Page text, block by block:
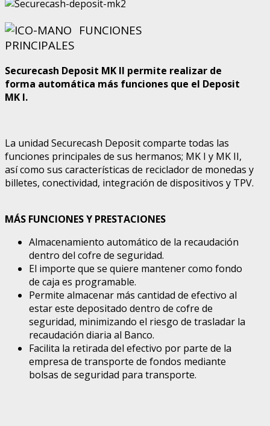
FUNCIONES
PRINCIPALES
Securecash Deposit MK II permite realizar de
forma automática más funciones que el Deposit
MK I.
La unidad Securecash Deposit comparte todas las
funciones principales de sus hermanos; MK I y MK II,
así como sus características de reciclador de monedas y
billetes, conectividad, integración de dispositivos y TPV.
MÁS FUNCIONES Y PRESTACIONES
Almacenamiento automático de la recaudación
dentro del cofre de seguridad.
El importe que se quiere mantener como fondo
de caja es programable.
Permite almacenar más cantidad de efectivo al
estar este depositado dentro de cofre de
seguridad, minimizando el riesgo de trasladar la
recaudación diaria al Banco.
Facilita la retirada del efectivo por parte de la
empresa de transporte de fondos mediante
bolsas de seguridad para transporte.